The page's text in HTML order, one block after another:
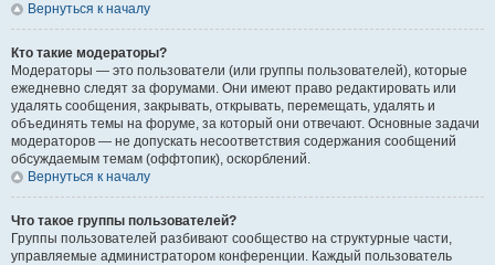
Вернуться к началу
Кто такие модераторы?
Модераторы — это пользователи (или группы пользователей), которые
ежедневно следят за форумами. Они имеют право редактировать или
удалять сообщения, закрывать, открывать, перемещать, удалять и
объединять темы на форуме, за который они отвечают. Основные задачи
модераторов — не допускать несоответствия содержания сообщений
обсуждаемым темам (оффтопик), оскорблений.
Вернуться к началу
Что такое группы пользователей?
Группы пользователей разбивают сообщество на структурные части,
управляемые администратором конференции. Каждый пользователь